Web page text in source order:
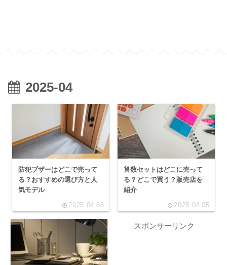
2025-04
防犯ブザーはどこで売って
る？おすすめの選び方と人
気モデル
2025.04.05
算数セットはどこに売って
る？どこで買う？販売店を
紹介
2025.04.05
スポンサーリンク